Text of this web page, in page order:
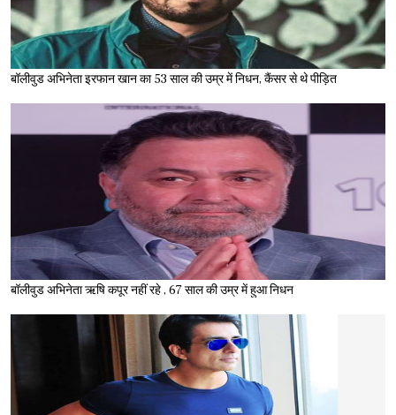
बॉलीवुड अभिनेता इरफान खान का 53 साल की उम्र में निधन, कैंसर से थे पीड़ित
बॉलीवुड अभिनेता ऋषि कपूर नहीं रहे , 67 साल की उम्र में हुआ निधन